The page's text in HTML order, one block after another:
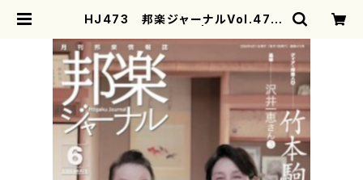
HJ473 邦楽ジャーナルVol.473